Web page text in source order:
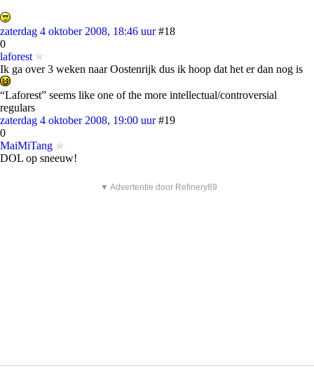
zaterdag 4 oktober 2008, 18:46 uur #18
0
laforest
Ik ga over 3 weken naar Oostenrijk dus ik hoop dat het er dan nog is
“Laforest” seems like one of the more intellectual/controversial
regulars
zaterdag 4 oktober 2008, 19:00 uur #19
0
MaiMiTang
DOL op sneeuw!
▼ Advertentie door Refinery89